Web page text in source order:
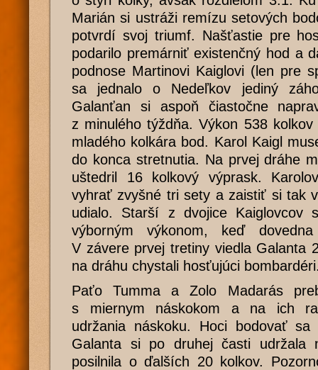
Marián si ustráži remízu setových
potvrdí svoj triumf. Našťastie pre
podarilo premárniť existenčný hod a
podnose Martinovi Kaiglovi (len pre
sa jednalo o Nedeľkov jediný
Galanťan si aspoň čiastočne
z minulého týždňa. Výkon 538
mladého kolkára bod. Karol Kaigl
do konca stretnutia. Na prvej dráhe
uštedril 16 kolkový výprask.
vyhrať zvyšné tri sety a zaistiť si tak
udialo. Starší z dvojice Kaiglovcov
výborným výkonom, keď
V závere prvej tretiny viedla Galanta
na dráhu chystali hosťujúci
Paťo Tumma a Zolo Madarás
s miernym náskokom a na ich
udržania náskoku. Hoci bodovať sa
Galanta si po druhej časti udržala
posilnila o ďalších 20 kolkov.